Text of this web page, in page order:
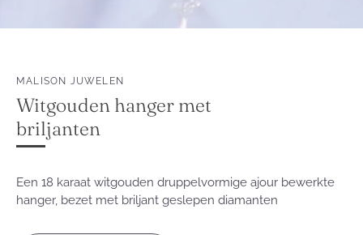
MALISON JUWELEN
Witgouden hanger met
briljanten
Een 18 karaat witgouden druppelvormige ajour bewerkte
hanger, bezet met briljant geslepen diamanten